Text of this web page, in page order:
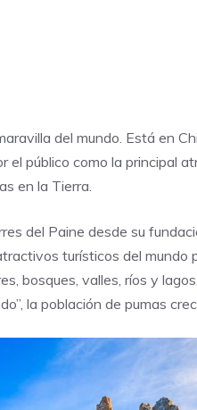
del mundo. Está en
el público como la principal
en la Tierra.
del Paine desde su
turísticos del mundo
bosques, valles, ríos y
la población de pumas